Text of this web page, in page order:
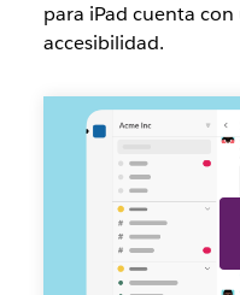
para iPad cuenta
accesibilidad.
mejoras
aplicación